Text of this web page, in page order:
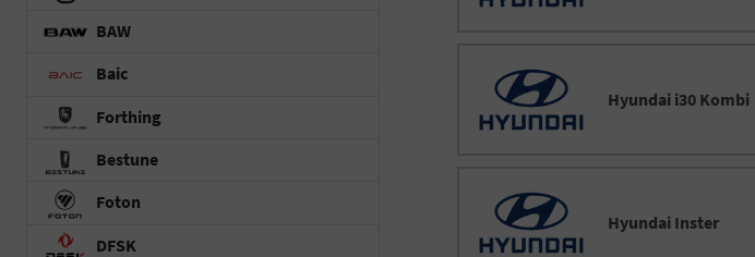
Hyundai i30 Kombi
Hyundai Inster
BAW
Baic
Forthing
Bestune
Foton
DFSK